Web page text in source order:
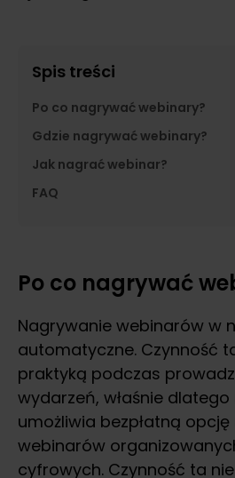
Spis treści
Po co nagrywać webinary?
Gdzie nagrywać webinary?
Jak nagrać webinar?
FAQ
Po co nagrywać
Nagrywanie webinarów w
automatyczne. Czynność
praktyką podczas
wydarzeń, właśnie
umożliwia bezpłatną
webinarów
cyfrowych. Czynność ta